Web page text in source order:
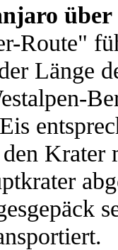
über
Route"
Länge
Krater